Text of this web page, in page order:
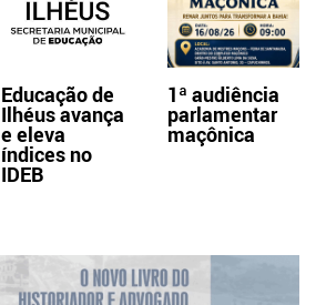
Educação de
Ilhéus avança
e eleva
índices no
IDEB
1ª audiência
parlamentar
maçônica